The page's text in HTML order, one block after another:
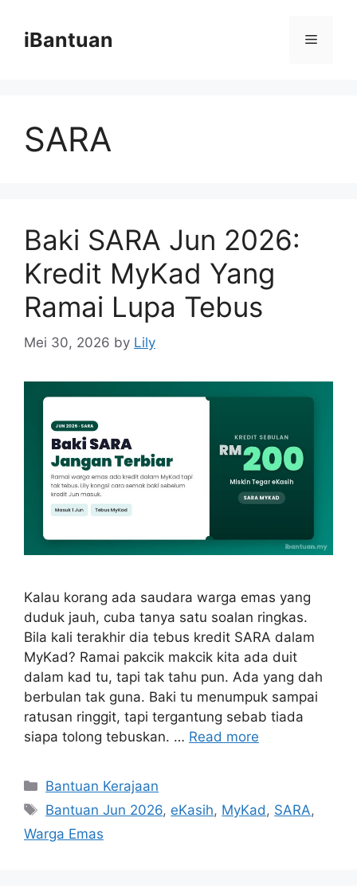
contentiBantuan Menu
SARA
Baki SARA Jun 2026:
Kredit MyKad Yang
Ramai Lupa Tebus
Mei 30, 2026 by Lily
Kalau korang ada saudara warga emas yang
duduk jauh, cuba tanya satu soalan ringkas.
Bila kali terakhir dia tebus kredit SARA dalam
MyKad? Ramai pakcik makcik kita ada duit
dalam kad tu, tapi tak tahu pun. Ada yang dah
berbulan tak guna. Baki tu menumpuk sampai
ratusan ringgit, tapi tergantung sebab tiada
siapa tolong tebuskan. … Read more
Categories
Bantuan Kerajaan
Tags
Bantuan Jun 2026, eKasih, MyKad , SARA,
Warga Emas